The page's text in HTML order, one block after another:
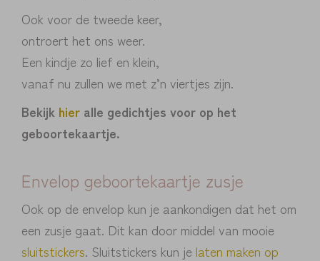
Ook voor de tweede keer,
ontroert het ons weer.
Een kindje zo lief en klein,
vanaf nu zullen we met z’n viertjes zijn.
Bekijk hier alle gedichtjes voor op het
geboortekaartje.
Envelop geboortekaartje zusje
Ook op de envelop kun je aankondigen dat het om
een zusje gaat. Dit kan door middel van mooie
sluitstickers. Sluitstickers kun jelaten maken op